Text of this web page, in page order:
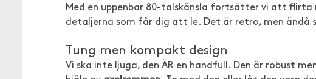
Med en uppenbar 80-talskänsla fortsätter vi att
detaljerna som får dig att le. Det är retro, men ändå
Tung men kompakt design
Vi ska inte ljuga, den ÄR en handfull. Den är robust